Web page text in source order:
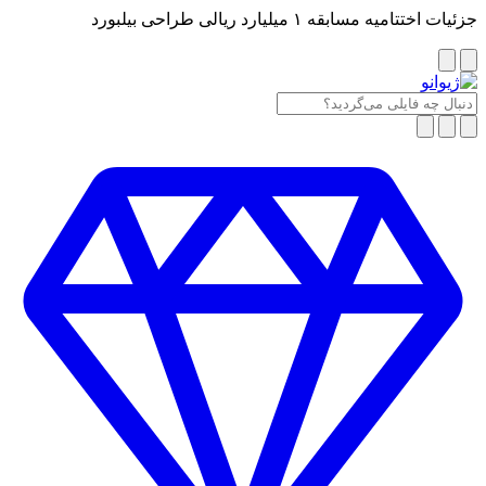
جزئیات اختتامیه مسابقه ۱ میلیارد ریالی طراحی بیلبورد